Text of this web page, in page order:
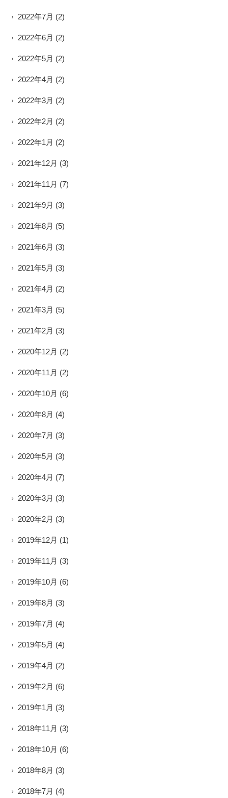
2022年7月 (2)
2022年6月 (2)
2022年5月 (2)
2022年4月 (2)
2022年3月 (2)
2022年2月 (2)
2022年1月 (2)
2021年12月 (3)
2021年11月 (7)
2021年9月 (3)
2021年8月 (5)
2021年6月 (3)
2021年5月 (3)
2021年4月 (2)
2021年3月 (5)
2021年2月 (3)
2020年12月 (2)
2020年11月 (2)
2020年10月 (6)
2020年8月 (4)
2020年7月 (3)
2020年5月 (3)
2020年4月 (7)
2020年3月 (3)
2020年2月 (3)
2019年12月 (1)
2019年11月 (3)
2019年10月 (6)
2019年8月 (3)
2019年7月 (4)
2019年5月 (4)
2019年4月 (2)
2019年2月 (6)
2019年1月 (3)
2018年11月 (3)
2018年10月 (6)
2018年8月 (3)
2018年7月 (4)